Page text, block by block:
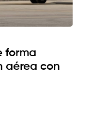
forma
aérea con